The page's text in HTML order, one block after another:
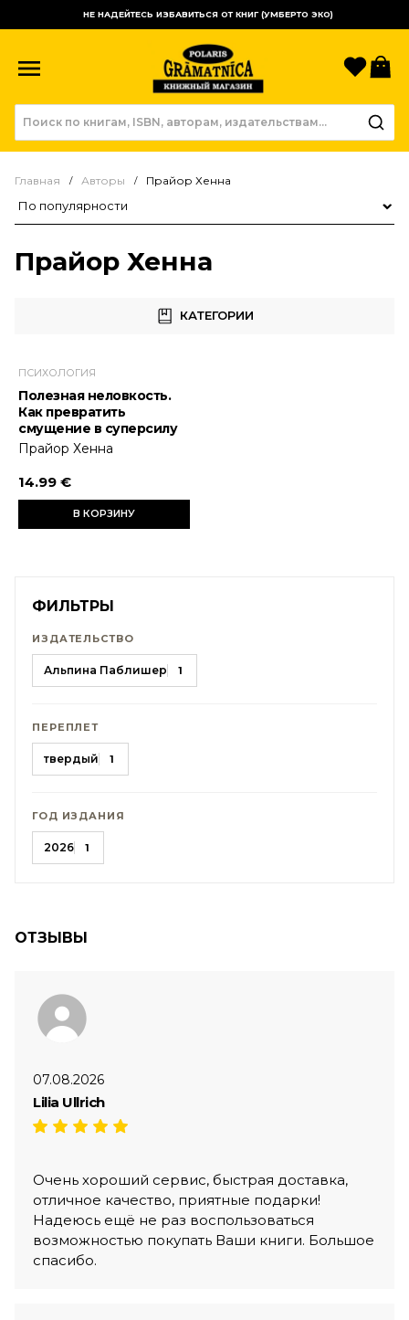
НЕ НАДЕЙТЕСЬ ИЗБАВИТЬСЯ ОТ КНИГ (УМБЕРТО ЭКО)
Главная Авторы Прайор Хенна
Прайор Хенна
КАТЕГОРИИ
ФИЛЬТРЫ
ИЗДАТЕЛЬСТВО
Альпина Паблишер 1
ПЕРЕПЛЕТ
твердый 1
ГОД ИЗДАНИЯ
2026 1
ОТЗЫВЫ
07.08.2026
Lilia Ullrich
Очень хороший сервис, быстрая доставка,
отличное качество, приятные подарки!
Надеюсь ещё не раз воспользоваться
возможностью покупать Ваши книги. Большое
спасибо.
ПСИХОЛОГИЯ
Полезная неловкость.
Как превратить
смущение в суперсилу
Прайор Хенна
14.99 €
В КОРЗИНУ